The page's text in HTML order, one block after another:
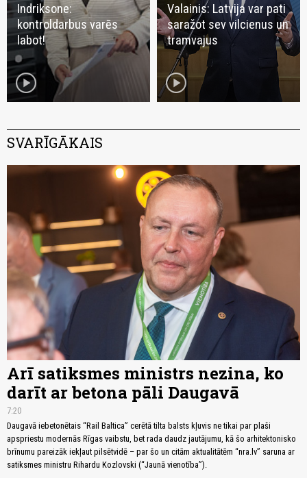
Indriksone:
kontroldarbus varēs
labot!
play_circle
Valainis: Latvija var pati
saražot sev vilcienus un
tramvajus
play_circle
SVARĪGĀKAIS
Arī satiksmes ministrs nezina, ko
darīt ar betona pāli Daugavā
7:20
Daugavā iebetonētais “Rail Baltica” cerētā tilta balsts kļuvis ne tikai par plaši
apspriestu modernās Rīgas vaibstu, bet rada daudz jautājumu, kā šo arhitektonisko
brīnumu pareizāk iekļaut pilsētvidē – par šo un citām aktualitātēm “nra.lv” saruna ar
satiksmes ministru Rihardu Kozlovski (“Jaunā vienotība”).